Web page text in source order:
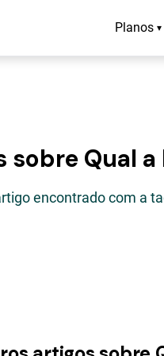
Planos ▾
sobre Qual
encontrado com a